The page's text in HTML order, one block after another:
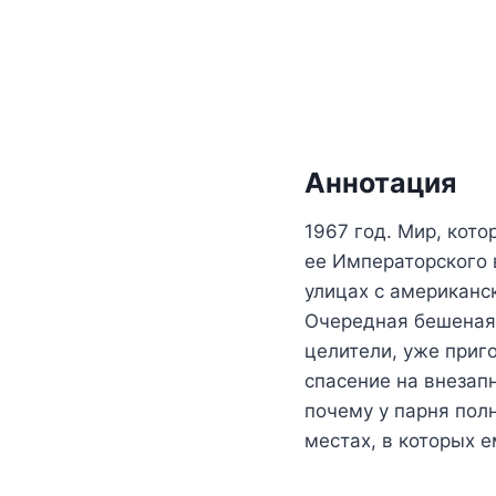
Аннотация
1967 год. Мир,
ее
улицах с
Очередная бешеная
целители, уже
спасение на
почему у парня
местах, в которых